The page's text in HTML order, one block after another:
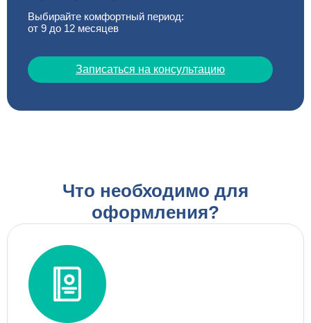
Выбирайте комфортный период:
от 9 до 12 месяцев
Записаться на консультацию
Что необходимо для
оформления?